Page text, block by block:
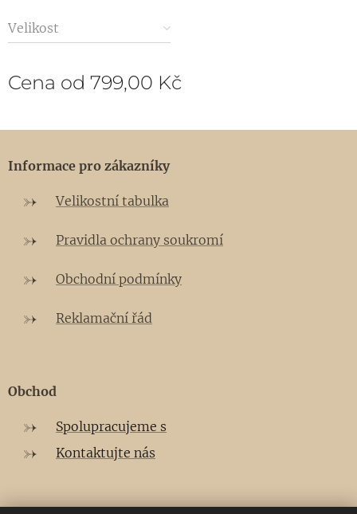
Velikost
Cena od 799,00 Kč
Informace pro zákazníky
Velikostní tabulka
Pravidla ochrany soukromí
Obchodní podmínky
Reklamační řád
Obchod
Spolupracujeme s
Kontaktujte nás